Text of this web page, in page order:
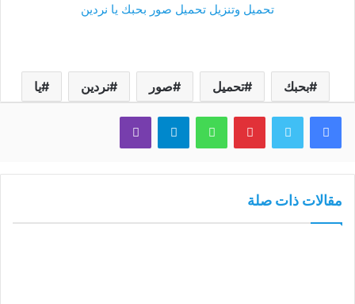
تحميل وتنزيل تحميل صور بحبك يا نردين
بحبك تحميل صور نردين يا
فيسبوك تويتر بينتيريستواتساب تيلقرام ڤايبر
مقالات ذات صلة